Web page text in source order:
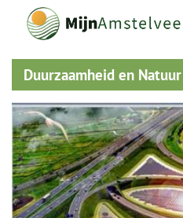
Duurzaamheid en Natuur